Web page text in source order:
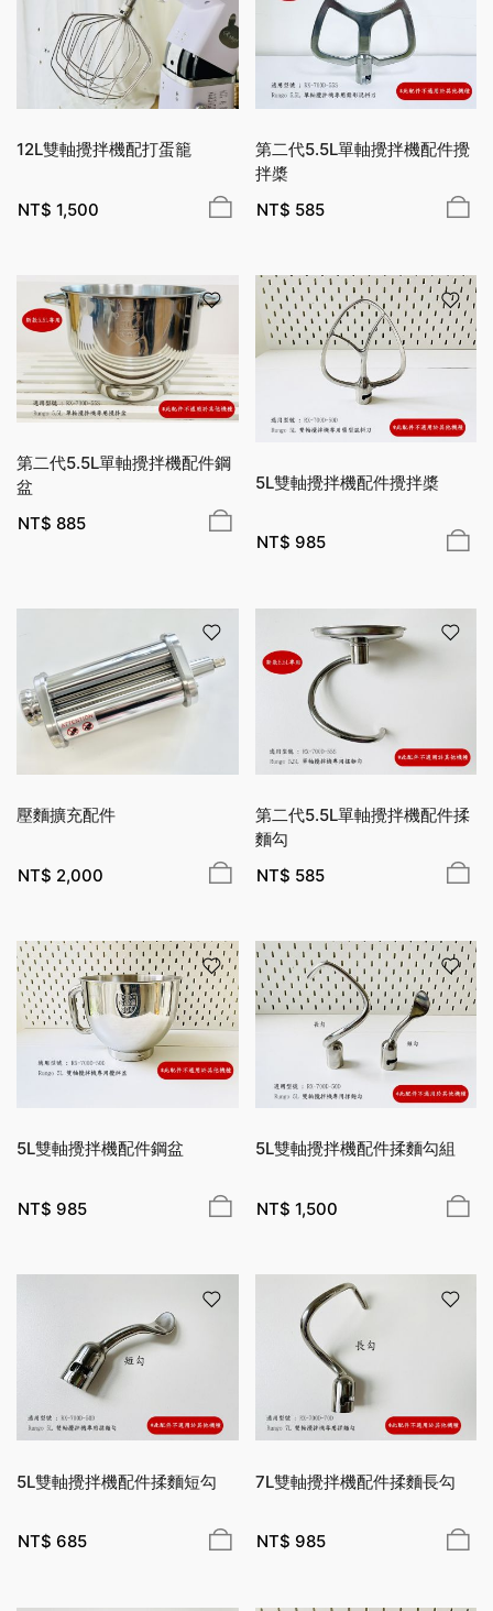
12L雙軸攪拌機配打蛋籠
NT$ 1,500
第二代5.5L單軸攪拌機配件攪
拌槳
NT$ 585
第二代5.5L單軸攪拌機配件鋼
盆
NT$ 885
5L雙軸攪拌機配件攪拌槳
NT$ 985
壓麵擴充配件
NT$ 2,000
第二代5.5L單軸攪拌機配件揉
麵勾
NT$ 585
5L雙軸攪拌機配件鋼盆
NT$ 985
5L雙軸攪拌機配件揉麵勾組
NT$ 1,500
5L雙軸攪拌機配件揉麵短勾
NT$ 685
7L雙軸攪拌機配件揉麵長勾
NT$ 985